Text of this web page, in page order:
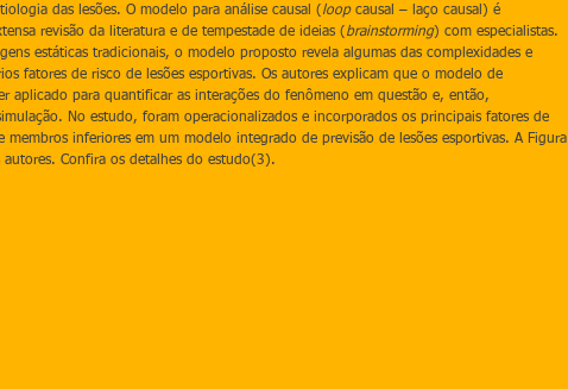
das lesões. O modelo para análise causal ( loop causal – laço causal) é
revisão da literatura e de tempestade de ideias ( brainstorming) com especialistas.
estáticas tradicionais, o modelo proposto revela algumas das complexidades e
fatores de risco de lesões esportivas. Os autores explicam que o modelo de
aplicado para quantificar as interações do fenômeno em questão e, então,
No estudo, foram operacionalizados e incorporados os principais fatores de
membros inferiores em um modelo integrado de previsão de lesões esportivas. A Figura
Confira os detalhes do estudo(3).